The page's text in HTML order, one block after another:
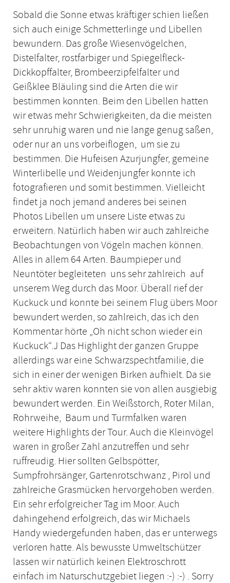
Sobald die Sonne etwas kräftiger schien ließen
sich auch einige Schmetterlinge und Libellen
bewundern. Das große Wiesenvögelchen,
Distelfalter, rostfarbiger und Spiegelfleck-
Dickkopffalter, Brombeerzipfelfalter und
Geißklee Bläuling sind die Arten die wir
bestimmen konnten. Beim den Libellen hatten
wir etwas mehr Schwierigkeiten, da die meisten
sehr unruhig waren und nie lange genug saßen,
oder nur an uns vorbeiflogen, um sie zu
bestimmen. Die Hufeisen Azurjungfer, gemeine
Winterlibelle und Weidenjungfer konnte ich
fotografieren und somit bestimmen. Vielleicht
findet ja noch jemand anderes bei seinen
Photos Libellen um unsere Liste etwas zu
erweitern. Natürlich haben wir auch zahlreiche
Beobachtungen von Vögeln machen können.
Alles in allem 64 Arten. Baumpieper und
Neuntöter begleiteten uns sehr zahlreich auf
unserem Weg durch das Moor. Überall rief der
Kuckuck und konnte bei seinem Flug übers Moor
bewundert werden, so zahlreich, das ich den
Kommentar hörte „Oh nicht schon wieder ein
Kuckuck“.J Das Highlight der ganzen Gruppe
allerdings war eine Schwarzspechtfamilie, die
sich in einer der wenigen Birken aufhielt. Da sie
sehr aktiv waren konnten sie von allen ausgiebig
bewundert werden. Ein Weißstorch, Roter Milan,
Rohrweihe, Baum und Turmfalken waren
weitere Highlights der Tour. Auch die Kleinvögel
waren in großer Zahl anzutreffen und sehr
ruffreudig. Hier sollten Gelbspötter,
Sumpfrohrsänger, Gartenrotschwanz , Pirol und
zahlreiche Grasmücken hervorgehoben werden.
Ein sehr erfolgreicher Tag im Moor. Auch
dahingehend erfolgreich, das wir Michaels
Handy wiedergefunden haben, das er unterwegs
verloren hatte. Als bewusste Umweltschützer
lassen wir natürlich keinen Elektroschrott
einfach im Naturschutzgebiet liegen :-) :-) . Sorry